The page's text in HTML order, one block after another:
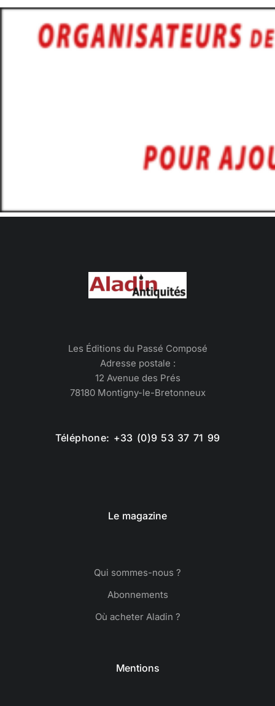
Les Éditions du Passé Composé
Adresse postale :
12 Avenue des Prés
78180 Montigny-le-Bretonneux
Téléphone: +33 (0)9 53 37 71 99
Le magazine
Qui sommes-nous ?
Abonnements
Où acheter Aladin ?
Mentions